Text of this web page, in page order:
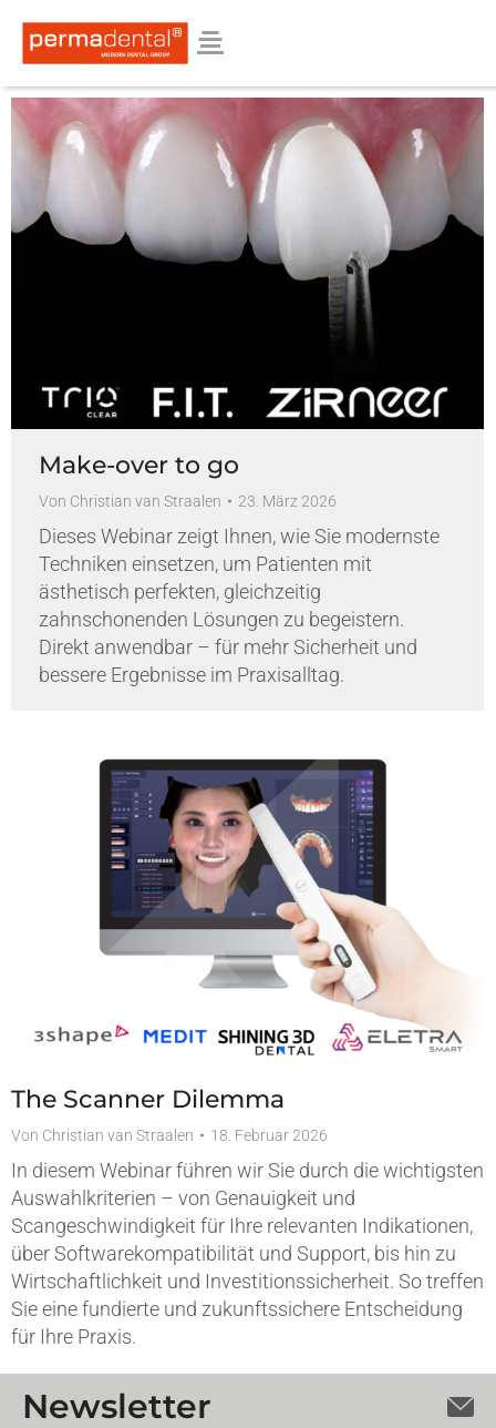
Make-over to go
Von Christian van Straalen 23. März 2026
Dieses Webinar zeigt Ihnen, wie Sie modernste
Techniken einsetzen, um Patienten mit
ästhetisch perfekten, gleichzeitig
zahnschonenden Lösungen zu begeistern.
Direkt anwendbar – für mehr Sicherheit und
bessere Ergebnisse im Praxisalltag.
The Scanner Dilemma
Von Christian van Straalen 18. Februar 2026
In diesem Webinar führen wir Sie durch die wichtigsten
Auswahlkriterien – von Genauigkeit und
Scangeschwindigkeit für Ihre relevanten Indikationen,
über Softwarekompatibilität und Support, bis hin zu
Wirtschaftlichkeit und Investitionssicherheit. So treffen
Sie eine fundierte und zukunftssichere Entscheidung
für Ihre Praxis.
Newsletter